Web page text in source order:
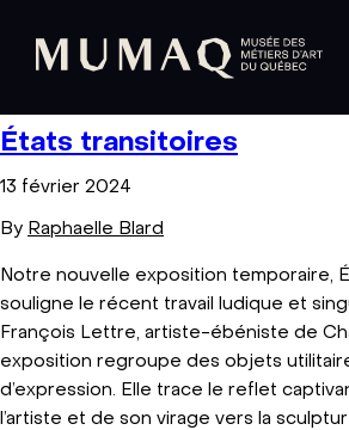
États transitoires
13 février 2024
By Raphaelle Blard
Notre nouvelle exposition temporaire,
souligne le récent travail ludique et
François Lettre, artiste-ébéniste de
exposition regroupe des objets
d’expression. Elle trace le reflet
l’artiste et de son virage vers la